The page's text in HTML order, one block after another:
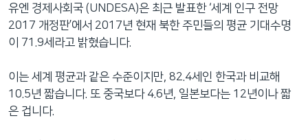
유엔 경제사회국 (UNDESA)은 최근 발표한 ‘세계 인구 전망
2017 개정판’에서 2017년 현재 북한 주민들의 평균 기대수명
이 71.9세라고 밝혔습니다.
이는 세계 평균과 같은 수준이지만, 82.4세인 한국과 비교해
10.5년 짧습니다. 또 중국보다 4.6년, 일본보다는 12년이나 짧
은 겁니다.